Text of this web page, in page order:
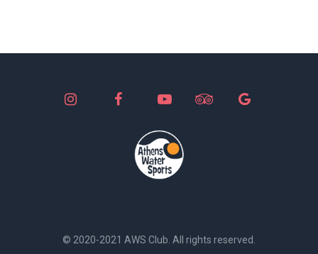
© 2020-2021 AWS Club. All rights reserved.